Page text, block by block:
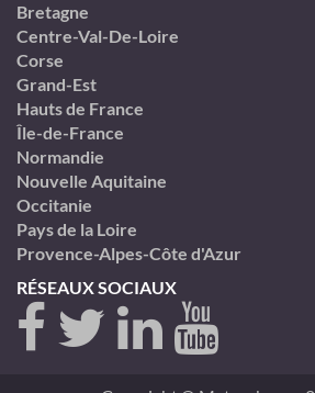
Bretagne
Centre-Val-De-Loire
Corse
Grand-Est
Hauts de France
Île-de-France
Normandie
Nouvelle Aquitaine
Occitanie
Pays de la Loire
Provence-Alpes-Côte d'Azur
RÉSEAUX SOCIAUX